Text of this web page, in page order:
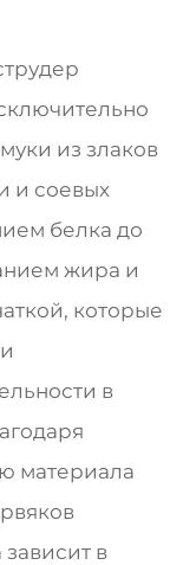
из злаков
и соевых
белка до
жира и
которые
в
материала
в